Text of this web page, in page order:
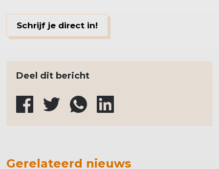
Schrijf je direct in!
Deel dit bericht
Gerelateerd nieuws